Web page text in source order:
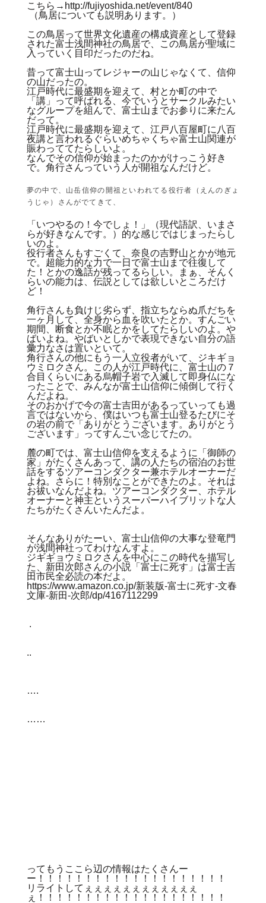
こちら→ http://fujiyoshida.net/event/840
（鳥居についても説明あります。）
この鳥居って世界文化遺産の構成資産として登録
された富士浅間神社の鳥居で、この鳥居が聖域に
入っていく目印だったのだね。
昔って富士山ってレジャーの山じゃなくて、信仰
の山だったの。
江戸時代に最盛期を迎えて、村とか町の中で
「講」って呼ばれる、今でいうとサークルみたい
なグループを組んで、富士山までお参りに来たん
だって。
江戸時代に最盛期を迎えて、江戸八百屋町に八百
夜講と言われるぐらいめちゃくちゃ富士山関連が
賑わっててたらしいよ。
なんでその信仰が始まったのかがけっこう好き
で。角行さんっていう人が開祖なんだけど。
夢の中で、山岳信仰の開祖といわれてる役行者（えんのぎょ
うじゃ）さんがでてきて、
「いつやるの！今でしょ！」（現代語訳、いまさ
らが好きなんです。）的な感じではじまったらし
いのよ。
役行者さんもすごくて、奈良の吉野山とかが地元
で。超能力的な力で一日で富士山まで往復して
た！とかの逸話が残ってるらしい。まぁ、そんく
らいの能力は、伝説としては欲しいところだけ
ど！
角行さんも負けじ劣らず、指立ちならぬ爪だちを
一ヶ月して、全身から血を吹いたとか。すんごい
期間、断食とか不眠とかをしてたらしいのよ。や
ばいよね。やばいとしかで表現できない自分の語
彙力なさは置いといて。
角行さんの他にもう一人立役者がいて、ジキギョ
ウミロクさん。この人が江戸時代に、富士山の７
合目くらいにある烏帽子岩で入滅して即身仏にな
ったことで、みんなが富士山信仰に傾倒して行く
んだよね。
そのおかげで今の富士吉田があるっていっても過
言ではないから、僕はいつも富士山登るたびにそ
の岩の前で「ありがとうございます。ありがとう
ございます」ってすんごい念じてたの。
麓の町では、富士山信仰を支えるように「御師の
家」がたくさんあって、講の人たちの宿泊のお世
話をするツアーコンダクター兼ホテルオーナーだ
よね。さらに！特別なことができたのよ。それは
お祓いなんだよね。ツアーコンダクター、ホテル
オーナーと神主というスーパーハイブリットな人
たちがたくさんいたんだよ。
そんなありがたーい、富士山信仰の大事な登竜門
が浅間神社ってわけなんすよ。
ジギギョウミロクさんを中心にこの時代を描写し
た、新田次郎さんの小説「富士に死す」は富士吉
田市民全必読の本だよ。
https://www.amazon.co.jp/新装版-富士に死す-文春
文庫-新田-次郎/dp/4167112299
.
..
….
……
ってもうここら辺の情報はたくさんー
ー！！！！！！！！！！！！！！！！！！！！
リライトしてぇぇぇぇぇぇぇぇぇぇぇぇ
ぇ！！！！！！！！！！！！！！！！！！！！